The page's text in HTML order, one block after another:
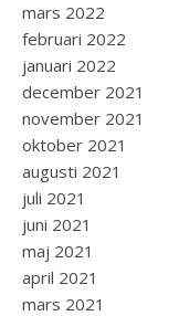
mars 2022
februari 2022
januari 2022
december 2021
november 2021
oktober 2021
augusti 2021
juli 2021
juni 2021
maj 2021
april 2021
mars 2021